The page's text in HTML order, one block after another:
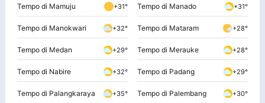
Tempo di Mamuju +31° Tempo di Manado +31°
Tempo di Manokwari +32° Tempo di Mataram +28°
Tempo di Medan +29° Tempo di Merauke +28°
Tempo di Nabire +32° Tempo di Padang +29°
Tempo di Palangkaraya +35° Tempo di Palembang +30°